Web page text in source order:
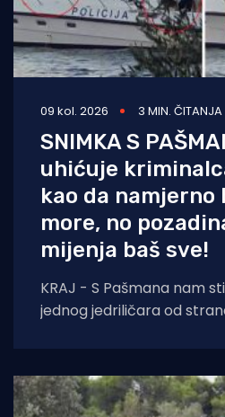
09 kol. 2026 3 MIN. ČITANJA
SNIMKA S
uhićuje
kao da namjerno
more, no
mijenja baš sve!
KRAJ - S Pašmana nam
jednog jedriličara od